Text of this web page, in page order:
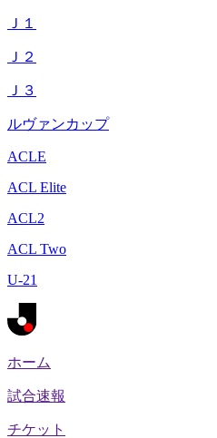
Ｊ１
Ｊ２
Ｊ３
ルヴァンカップ
ACLE
ACL Elite
ACL2
ACL Two
U-21
ホーム
試合速報
チケット